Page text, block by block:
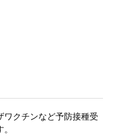
ワクチンなど予防接種受